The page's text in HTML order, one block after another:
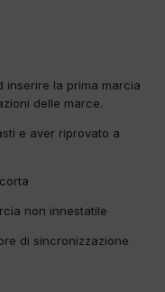
inserire la prima marcia
delle marce.
e aver riprovato a
non innestatile
di sincronizzazione